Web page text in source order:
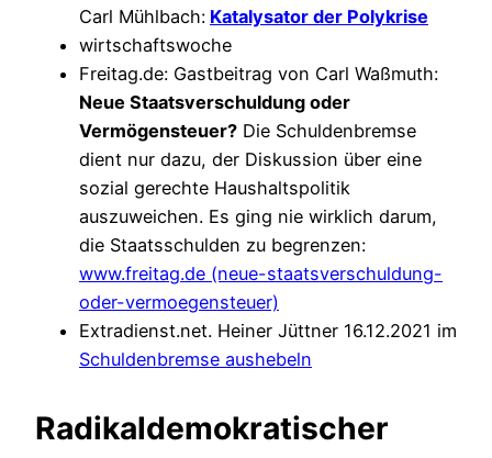
Carl Mühlbach: Katalysator der Polykrise
wirtschaftswoche
Freitag.de: Gastbeitrag von Carl Waßmuth:
Neue Staatsverschuldung oder
Vermögensteuer? Die Schuldenbremse
dient nur dazu, der Diskussion über eine
sozial gerechte Haushaltspolitik
auszuweichen. Es ging nie wirklich darum,
die Staatsschulden zu begrenzen:
www.freitag.de (neue-staatsverschuldung-
oder-vermoegensteuer)
Extradienst.net. Heiner Jüttner 16.12.2021 im
Schuldenbremse aushebeln
Radikaldemokratischer